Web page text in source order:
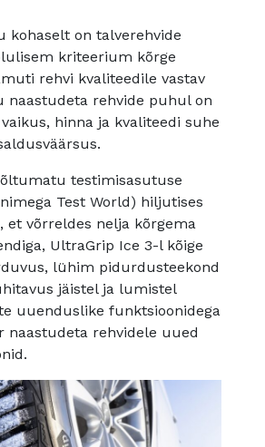
kohaselt on talverehvide
kriteerium kõrge
rehvi kvaliteedile vastav
naastudeta rehvide puhul on
hinna ja kvaliteedi suhe
testimisasutuse
Test World) hiljutises
et võrreldes nelja kõrgema
UltraGrip Ice 3-l kõige
lühim pidurdusteekond
jäistel ja lumistel
uuenduslike funktsioonidega
naastudeta rehvidele uued